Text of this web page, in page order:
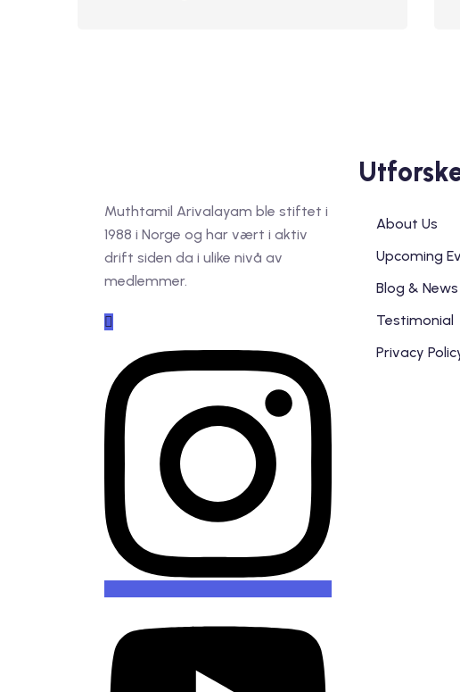
Muthtamil Arivalayam ble stiftet i
1988 i Norge og har vært i aktiv
drift siden da i ulike nivå av
medlemmer.
About Us
Upcoming
Blog & News
Testimonial
Privacy